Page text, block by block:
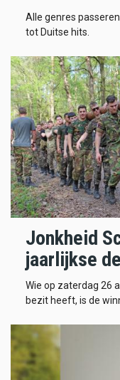
Alle genres
tot Duitse hits.
Jonkheid
jaarlijkse
Wie op zaterdag 26
bezit heeft, is de